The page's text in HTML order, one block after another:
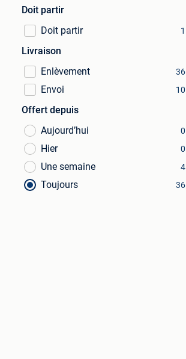
Doit partir
Doit partir
1
Livraison
Enlèvement
36
Envoi 10
Offert depuis
Aujourd’hui
0
Hier 0
Une semaine 4
Toujours 36